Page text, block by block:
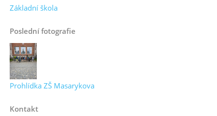
Základní škola
Poslední fotografie
Prohlídka ZŠ Masarykova
Kontakt